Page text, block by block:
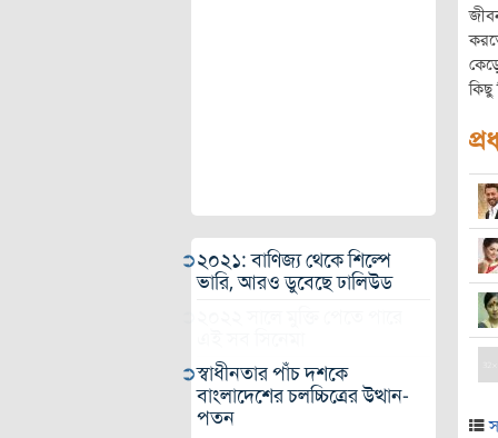
২০২১: বাণিজ্য থেকে শিল্পে
ভারি, আরও ডুবেছে ঢালিউড
স্বাধীনতার পাঁচ দশকে
বাংলাদেশের চলচ্চিত্রের উত্থান-
পতন
কিছু